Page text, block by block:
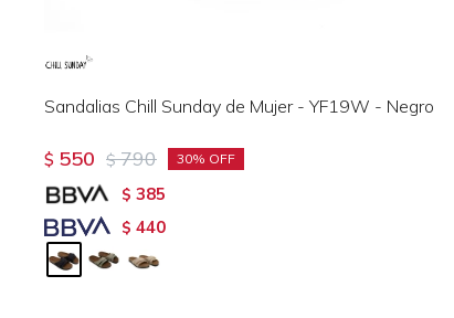
Sandalias Chill Sunday de Mujer - YF19W - Negro
$ 550 $ 790 30
$ 385
$ 440